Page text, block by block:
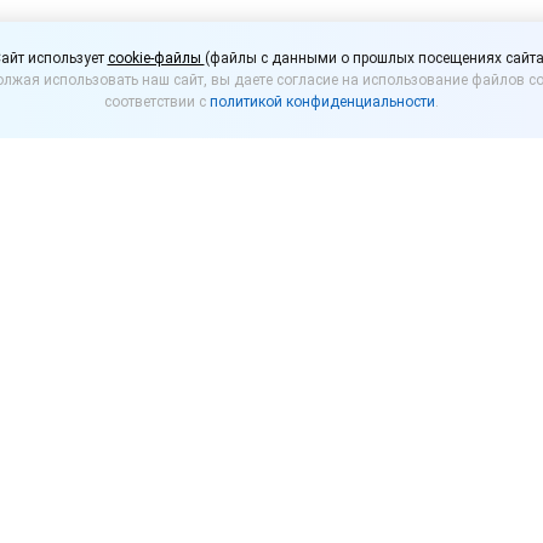
учета в
компаниях с
использует cookie-файлы (файлы с данными о прошлых посещениях
использовать наш сайт, вы даете согласие на использование файлов
соответствии с политикой конфиденциальности.